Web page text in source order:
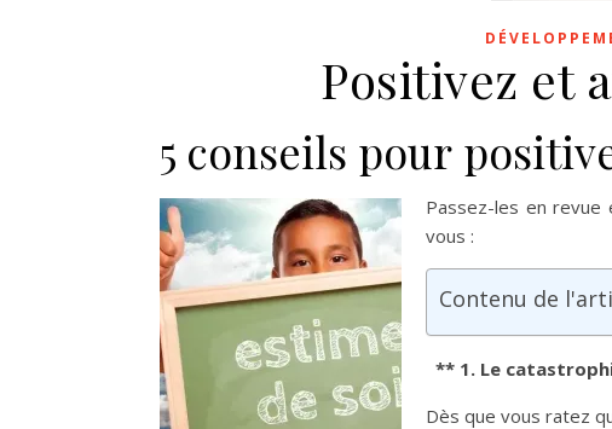
Positivez et
5 conseils pour
Passez-les en revue
vous :
Contenu de
** 1. Le
Dès que vous ratez